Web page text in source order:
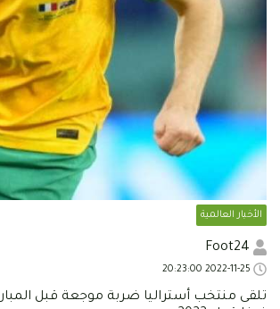
الأخبار العالمية
تلقى منتخب أستراليا ضربة موجعة قبل